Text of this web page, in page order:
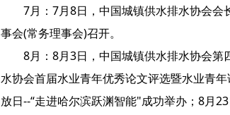
7月：7月8日，中国城镇供水排水协会
事会(常务理事会)召开。
8月：8月3日，中国城镇供水排水协会
水协会首届水业青年优秀论文评选暨水业青
放日--“走进哈尔滨跃渊智能"成功举办；8月